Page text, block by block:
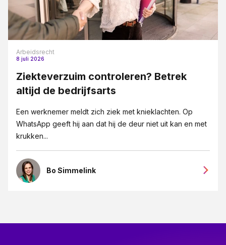
Arbeidsrecht
8 juli 2026
Ziekteverzuim controleren? Betrek
altijd de bedrijfsarts
Een werknemer meldt zich ziek met knieklachten. Op
WhatsApp geeft hij aan dat hij de deur niet uit kan en met
krukken...
Bo Simmelink